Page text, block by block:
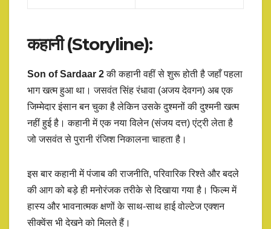
कहानी (Storyline):
Son of Sardaar 2की कहानी वहीं से शुरू होती है जहाँ पहला
भाग खत्म हुआ था। जसवंत सिंह रंधावा (अजय देवगन) अब एक
जिम्मेदार इंसान बन चुका है लेकिन उसके दुश्मनों की दुश्मनी खत्म
नहीं हुई है। कहानी में एक नया विलेन (संजय दत्त) एंट्री लेता है
जो जसवंत से पुरानी रंजिश निकालना चाहता है।
इस बार कहानी में पंजाब की राजनीति, परिवारिक रिश्ते और बदले
की आग को बड़े ही मनोरंजक तरीके से दिखाया गया है। फिल्म में
हास्य और भावनात्मक क्षणों के साथ-साथ हाई वोल्टेज एक्शन
सीक्वेंस भी देखने को मिलते हैं।